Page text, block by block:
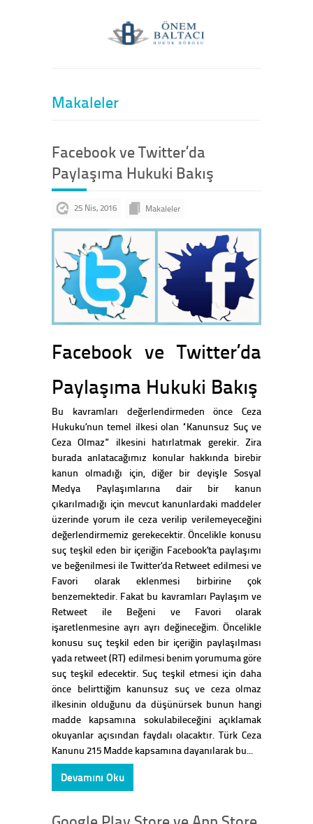
Makaleler
Facebook ve Twitter’da
Paylaşıma Hukuki Bakış
25 Nis, 2016 Makaleler
Facebook ve Twitter’da
Paylaşıma Hukuki Bakış
Bu kavramları değerlendirmeden önce Ceza
Hukuku’nun temel ilkesi olan “Kanunsuz Suç ve
Ceza Olmaz” ilkesini hatırlatmak gerekir. Zira
burada anlatacağımız konular hakkında birebir
kanun olmadığı için, diğer bir deyişle Sosyal
Medya Paylaşımlarına dair bir kanun
çıkarılmadığı için mevcut kanunlardaki maddeler
üzerinde yorum ile ceza verilip verilemeyeceğini
değerlendirmemiz gerekecektir. Öncelikle konusu
suç teşkil eden bir içeriğin Facebook’ta paylaşımı
ve beğenilmesi ile Twitter’da Retweet edilmesi ve
Favori olarak eklenmesi birbirine çok
benzemektedir. Fakat bu kavramları Paylaşım ve
Retweet ile Beğeni ve Favori olarak
işaretlenmesine ayrı ayrı değineceğim. Öncelikle
konusu suç teşkil eden bir içeriğin paylaşılması
yada retweet (RT) edilmesi benim yorumuma göre
suç teşkil edecektir. Suç teşkil etmesi için daha
önce belirttiğim kanunsuz suç ve ceza olmaz
ilkesinin olduğunu da düşünürsek bunun hangi
madde kapsamına sokulabileceğini açıklamak
okuyanlar açısından faydalı olacaktır. Türk Ceza
Kanunu 215 Madde kapsamına dayanılarak bu...
Devamını Oku